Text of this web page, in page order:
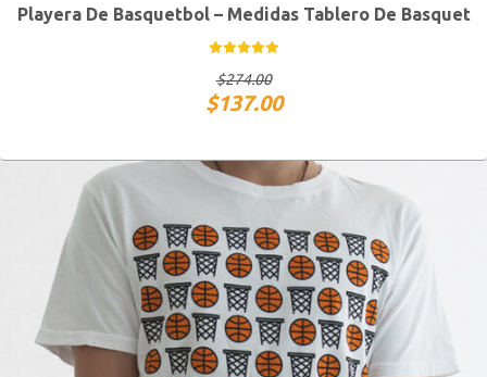
CH G XG
Playera De Basquetbol – Medidas Tablero De Basquet
$274.00
$137.00